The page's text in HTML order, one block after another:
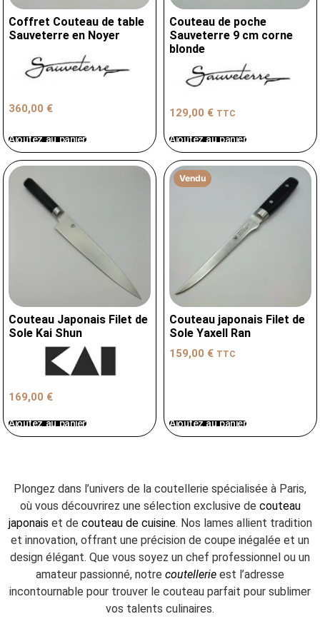
Coffret Couteau de table
Sauveterre en Noyer
360,00 €
Ajoutez au panier
Couteau de poche
Sauveterre 9 cm corne
blonde
129,00 € TTC
Ajoutez au panier
Couteau Japonais Filet de
Sole Kai Shun
169,00 €
Ajoutez au panier
Vendu
Couteau japonais Filet de
Sole Yaxell Ran
159,00 € TTC
Ajoutez au panier
Plongez dans l’univers de la coutellerie spécialisée à Paris,
où vous découvrirez une sélection exclusive de couteau
japonais et de couteau de cuisine. Nos lames allient tradition
et innovation, offrant une précision de coupe inégalée et un
design élégant. Que vous soyez un chef professionnel ou un
amateur passionné, notre coutellerie est l’adresse
incontournable pour trouver le couteau parfait pour sublimer
vos talents culinaires.